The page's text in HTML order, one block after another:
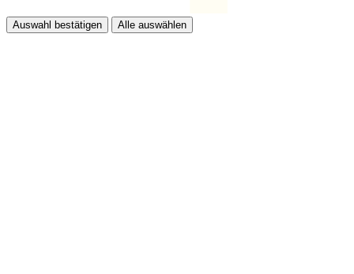
Auswahl bestätigen Alle auswählen